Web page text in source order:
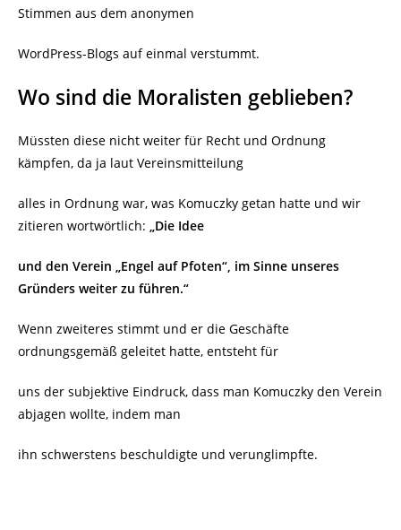
Stimmen aus dem anonymen
WordPress-Blogs auf einmal verstummt.
Wo sind die Moralisten geblieben?
Müssten diese nicht weiter für Recht und Ordnung
kämpfen, da ja laut Vereinsmitteilung
alles in Ordnung war, was Komuczky getan hatte und wir
zitieren wortwörtlich: „Die Idee
und den Verein „Engel auf Pfoten“, im Sinne unseres
Gründers weiter zu führen.“
Wenn zweiteres stimmt und er die Geschäfte
ordnungsgemäß geleitet hatte, entsteht für
uns der subjektive Eindruck, dass man Komuczky den Verein
abjagen wollte, indem man
ihn schwerstens beschuldigte und verunglimpfte.